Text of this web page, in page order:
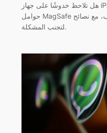
هل تلاحظ خدوشًا على جهاز iPhone 17؟ آبل ترد وتؤكد أن
حوامل MagSafe غير الأصلية قد تكون السبب، مع نصائح
لتجنب المشكلة.